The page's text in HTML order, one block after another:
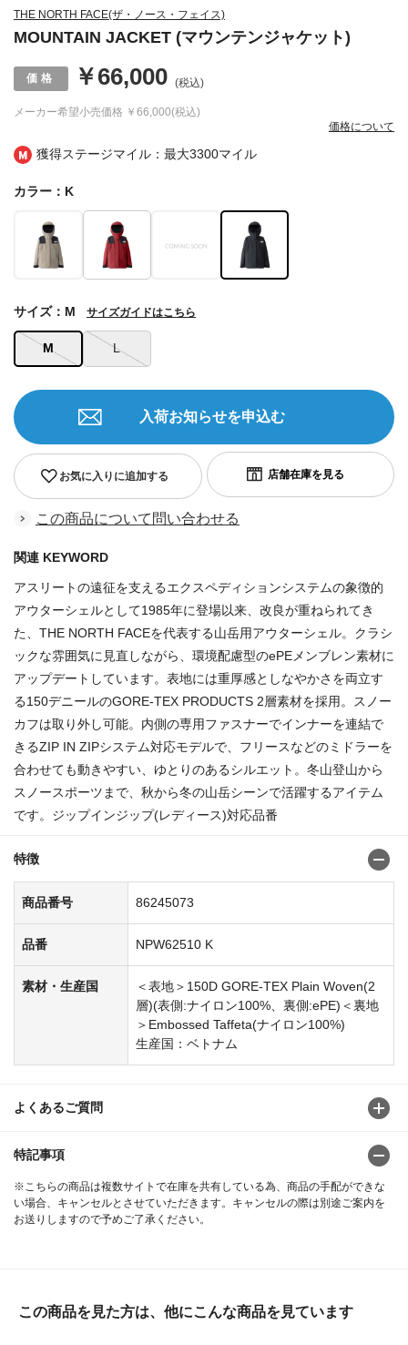
獲得ステージマイル：最大3300マイル
THE NORTH FACE(ザ・ノース・フェイス)
MOUNTAIN JACKET (マウンテンジャケット)
メーカー希望小売価格 ￥66,000(税込)
￥66,000 (税込)
価格について
カラー：K
M L
サイズ：M サイズガイドはこちら
お気に入りに追加する
入荷お知らせを申込む
この商品について問い合わせる
関連 KEYWORD
アスリートの遠征を支えるエクスペディションシステムの象徴的
アウターシェルとして1985年に登場以来、改良が重ねられてき
た、THE NORTH FACEを代表する山岳用アウターシェル。クラシ
ックな雰囲気に見直しながら、環境配慮型のePEメンブレン素材に
アップデートしています。表地には重厚感としなやかさを両立す
る150デニールのGORE-TEX PRODUCTS 2層素材を採用。スノー
カフは取り外し可能。内側の専用ファスナーでインナーを連結で
きるZIP IN ZIPシステム対応モデルで、フリースなどのミドラーを
合わせても動きやすい、ゆとりのあるシルエット。冬山登山から
スノースポーツまで、秋から冬の山岳シーンで活躍するアイテム
です。ジップインジップ(レディース)対応品番
特徴
商品番号 86245073
品番 NPW62510 K
素材・生産国
＜表地＞150D GORE-TEX Plain Woven(2
層)(表側:ナイロン100%、裏側:ePE)＜裏地
＞Embossed Taffeta(ナイロン100%)
生産国：ベトナム
よくあるご質問
特記事項
※こちらの商品は複数サイトで在庫を共有している為、商品の手配ができな
い場合、キャンセルとさせていただきます。キャンセルの際は別途ご案内を
お送りしますので予めご了承ください。
この商品を見た方は、他にこんな商品を見ています